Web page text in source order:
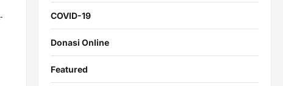
COVID-19
Donasi Online
Featured